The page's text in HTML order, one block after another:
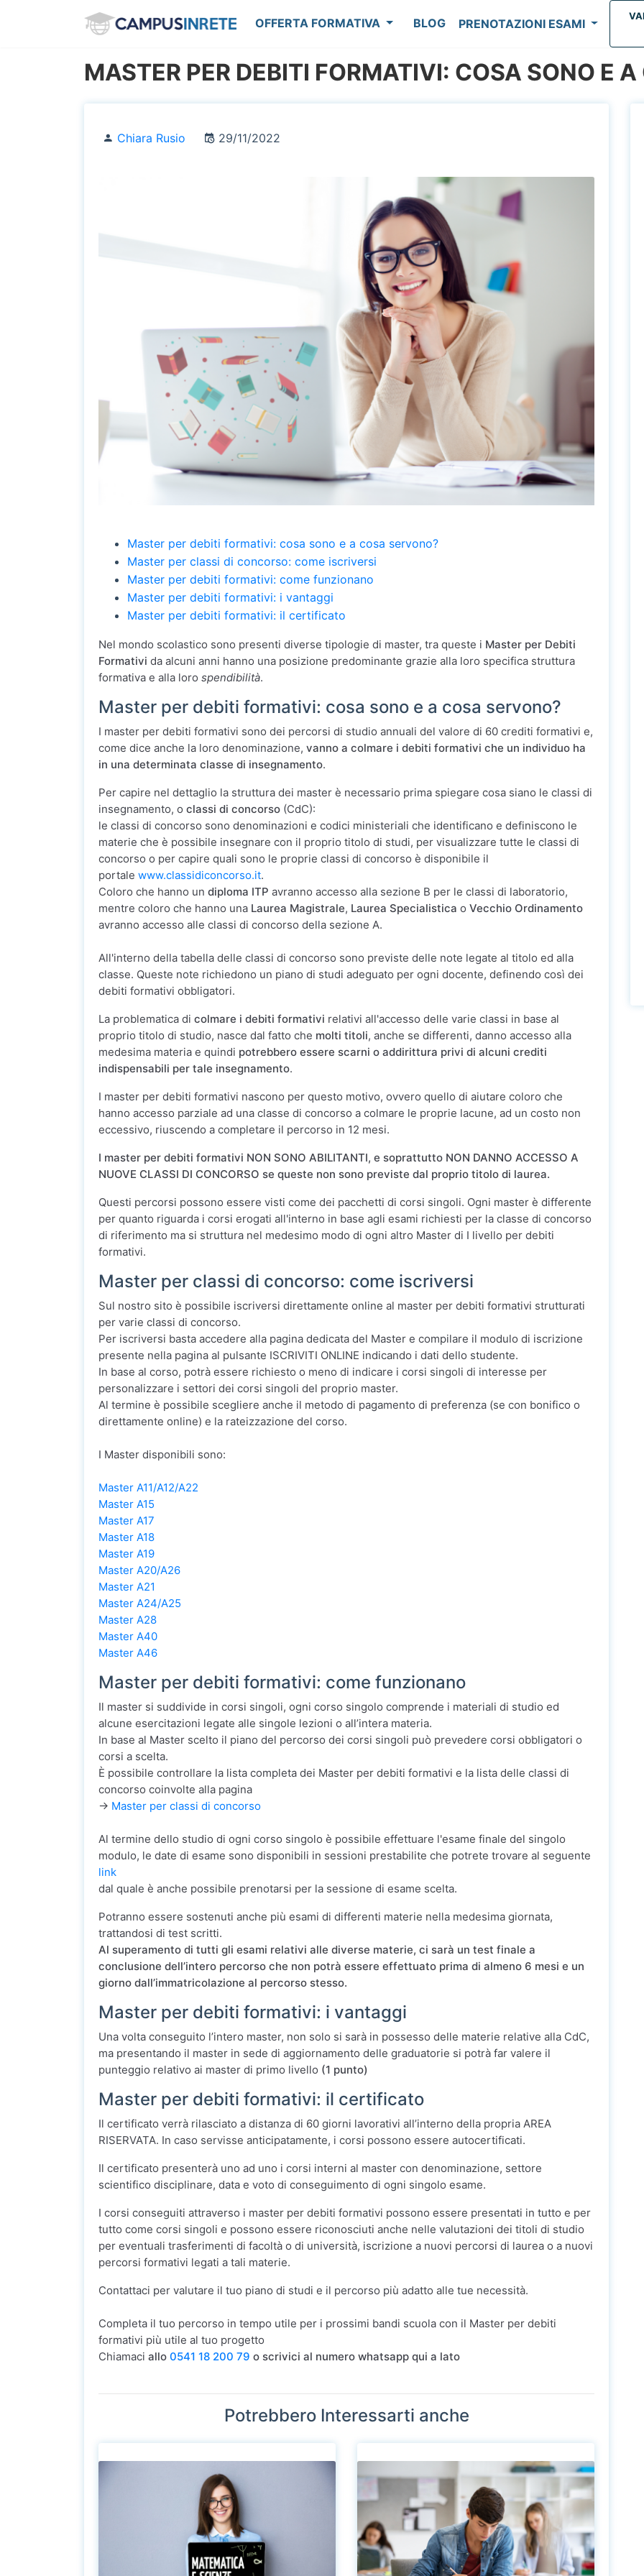
OFFERTA FORMATIVA BLOG PRENOTAZIONI ESAMI
MASTER PER DEBITI FORMATIVI: COSA SONO E
Chiara Rusio 29/11/2022
Master per debiti formativi: cosa sono e a cosa servono?
Master per classi di concorso: come iscriversi
Master per debiti formativi: come funzionano
Master per debiti formativi: i vantaggi
Master per debiti formativi: il certificato
Nel mondo scolastico sono presenti diverse tipologie di master, tra queste i Master per Debiti
Formativi da alcuni anni hanno una posizione predominante grazie alla loro specifica struttura
formativa e alla loro spendibilità.
Master per debiti formativi: cosa sono e a cosa servono?
I master per debiti formativi sono dei percorsi di studio annuali del valore di 60 crediti formativi e,
come dice anche la loro denominazione, vanno a colmare i debiti formativi che un individuo ha
in una determinata classe di insegnamento.
Per capire nel dettaglio la struttura dei master è necessario prima spiegare cosa siano le classi di
insegnamento, o classi di concorso (CdC):
le classi di concorso sono denominazioni e codici ministeriali che identificano e definiscono le
materie che è possibile insegnare con il proprio titolo di studi, per visualizzare tutte le classi di
concorso o per capire quali sono le proprie classi di concorso è disponibile il
portale www.classidiconcorso.it.
Coloro che hanno un diploma ITP avranno accesso alla sezione B per le classi di laboratorio,
mentre coloro che hanno una Laurea Magistrale, Laurea Specialistica o Vecchio Ordinamento
avranno accesso alle classi di concorso della sezione A.
All'interno della tabella delle classi di concorso sono previste delle note legate al titolo ed alla
classe. Queste note richiedono un piano di studi adeguato per ogni docente, definendo così dei
debiti formativi obbligatori.
La problematica di colmare i debiti formativi relativi all'accesso delle varie classi in base al
proprio titolo di studio, nasce dal fatto che molti titoli, anche se differenti, danno accesso alla
medesima materia e quindi potrebbero essere scarni o addirittura privi di alcuni crediti
indispensabili per tale insegnamento.
I master per debiti formativi nascono per questo motivo, ovvero quello di aiutare coloro che
hanno accesso parziale ad una classe di concorso a colmare le proprie lacune, ad un costo non
eccessivo, riuscendo a completare il percorso in 12 mesi.
I master per debiti formativi NON SONO ABILITANTI, e soprattutto NON DANNO ACCESSO A
NUOVE CLASSI DI CONCORSO se queste non sono previste dal proprio titolo di laurea.
Questi percorsi possono essere visti come dei pacchetti di corsi singoli. Ogni master è differente
per quanto riguarda i corsi erogati all'interno in base agli esami richiesti per la classe di concorso
di riferimento ma si struttura nel medesimo modo di ogni altro Master di I livello per debiti
formativi.
Master per classi di concorso: come iscriversi
Sul nostro sito è possibile iscriversi direttamente online al master per debiti formativi strutturati
per varie classi di concorso.
Per iscriversi basta accedere alla pagina dedicata del Master e compilare il modulo di iscrizione
presente nella pagina al pulsante ISCRIVITI ONLINE indicando i dati dello studente.
In base al corso, potrà essere richiesto o meno di indicare i corsi singoli di interesse per
personalizzare i settori dei corsi singoli del proprio master.
Al termine è possibile scegliere anche il metodo di pagamento di preferenza (se con bonifico o
direttamente online) e la rateizzazione del corso.
I Master disponibili sono:
Master A11/A12/A22
Master A15
Master A17
Master A18
Master A19
Master A20/A26
Master A21
Master A24/A25
Master A28
Master A40
Master A46
Master per debiti formativi: come funzionano
Il master si suddivide in corsi singoli, ogni corso singolo comprende i materiali di studio ed
alcune esercitazioni legate alle singole lezioni o all’intera materia.
In base al Master scelto il piano del percorso dei corsi singoli può prevedere corsi obbligatori o
corsi a scelta.
È possibile controllare la lista completa dei Master per debiti formativi e la lista delle classi di
concorso coinvolte alla pagina
-> Master per classi di concorso
Al termine dello studio di ogni corso singolo è possibile effettuare l'esame finale del singolo
modulo, le date di esame sono disponibili in sessioni prestabilite che potrete trovare al seguente
link
dal quale è anche possibile prenotarsi per la sessione di esame scelta.
Potranno essere sostenuti anche più esami di differenti materie nella medesima giornata,
trattandosi di test scritti.
Al superamento di tutti gli esami relativi alle diverse materie, ci sarà un test finale a
conclusione dell’intero percorso che non potrà essere effettuato prima di almeno 6 mesi e un
giorno dall’immatricolazione al percorso stesso.
Master per debiti formativi: i vantaggi
Una volta conseguito l’intero master, non solo si sarà in possesso delle materie relative alla CdC,
ma presentando il master in sede di aggiornamento delle graduatorie si potrà far valere il
punteggio relativo ai master di primo livello (1 punto)
Master per debiti formativi: il certificato
Il certificato verrà rilasciato a distanza di 60 giorni lavorativi all’interno della propria AREA
RISERVATA. In caso servisse anticipatamente, i corsi possono essere autocertificati.
Il certificato presenterà uno ad uno i corsi interni al master con denominazione, settore
scientifico disciplinare, data e voto di conseguimento di ogni singolo esame.
I corsi conseguiti attraverso i master per debiti formativi possono essere presentati in tutto e per
tutto come corsi singoli e possono essere riconosciuti anche nelle valutazioni dei titoli di studio
per eventuali trasferimenti di facoltà o di università, iscrizione a nuovi percorsi di laurea o a nuovi
percorsi formativi legati a tali materie.
Contattaci per valutare il tuo piano di studi e il percorso più adatto alle tue necessità.
Completa il tuo percorso in tempo utile per i prossimi bandi scuola con il Master per debiti
formativi più utile al tuo progetto
Chiamaci allo 0541 18 200 79 o scrivici al numero whatsapp qui a lato
Potrebbero Interessarti anche